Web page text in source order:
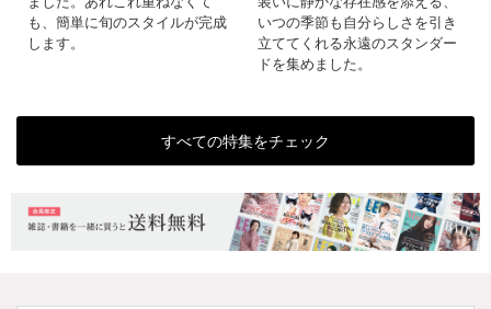
も、簡単に旬のスタイルが完成
します。
いつの季節も自分らしさを引き
立ててくれる永遠のスタンダー
ドを集めました。
すべての特集をチェック